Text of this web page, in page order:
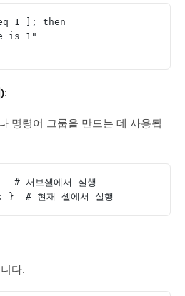
1 ]; then
is 1"
):
명령어 그룹을 만드는 데 사용됩
서브셸에서 실행
# 현재 셸에서 실행
다.